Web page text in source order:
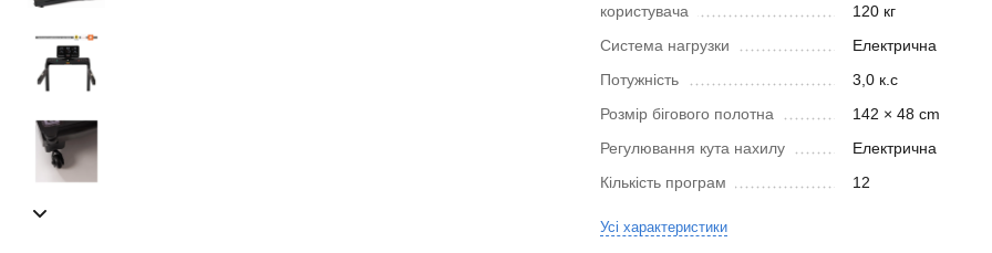
користувача
120 кг
Система нагрузки
Електрична
Потужність
3,0 к.с
Розмір бігового полотна
142 × 48 cm
Регулювання кута нахилу
Електрична
Кількість програм
12
Усі характеристики